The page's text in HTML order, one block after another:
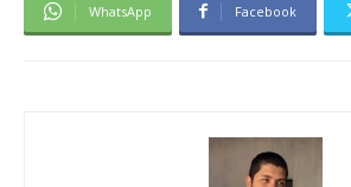
WhatsApp Facebook